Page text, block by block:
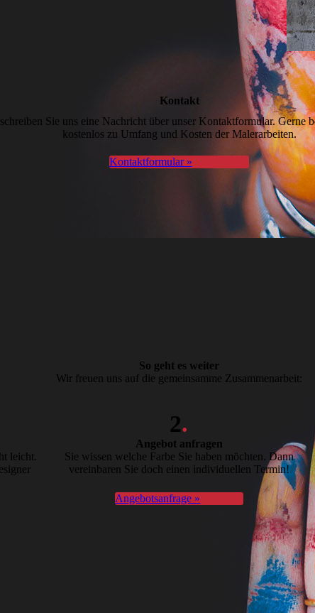
Kontakt
Sie uns eine Nachricht über unser Kontakt­formular. Gerne
kostenlos zu Umfang und Kosten der Malerarbeiten.
Kontaktformular »
So geht es weiter
Wir freuen uns auf die gemeinsamme Zusammenarbeit:
leicht.
2.
Angebot anfragen
Sie wissen welche Farbe Sie haben möchten. Dann
vereinbaren Sie doch einen individuellen Termin!
Angebotsanfrage »